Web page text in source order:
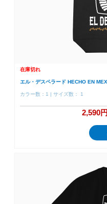
在庫切れ
エル・デスペラード HECHO EN
カラー数：1 | サイズ数： 1
2,590円